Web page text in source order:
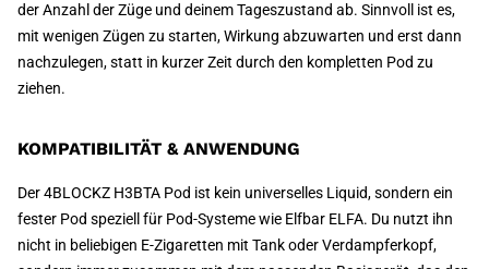
der Anzahl der Züge und deinem Tageszustand ab. Sinnvoll ist es,
mit wenigen Zügen zu starten, Wirkung abzuwarten und erst dann
nachzulegen, statt in kurzer Zeit durch den kompletten Pod zu
ziehen.
KOMPATIBILITÄT & ANWENDUNG
Der 4BLOCKZ H3BTA Pod ist kein universelles Liquid, sondern ein
fester Pod speziell für Pod-Systeme wie Elfbar ELFA. Du nutzt ihn
nicht in beliebigen E-Zigaretten mit Tank oder Verdampferkopf,